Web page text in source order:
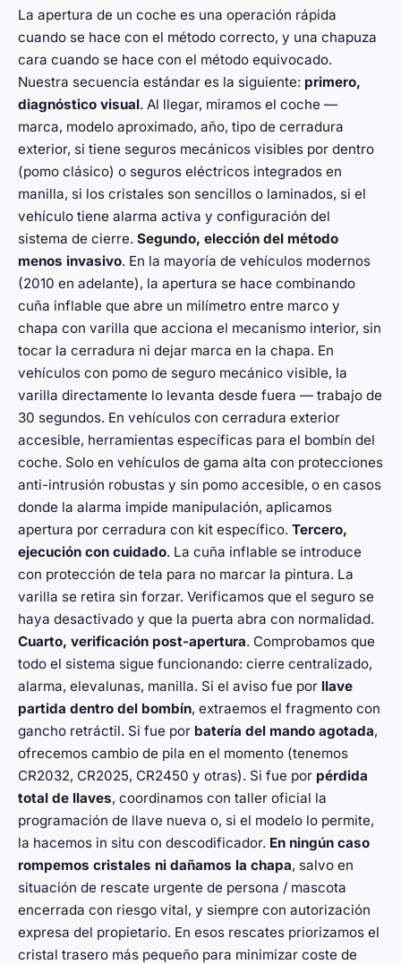
La apertura de un coche es una operación rápida
cuando se hace con el método correcto, y una chapuza
cara cuando se hace con el método equivocado.
Nuestra secuencia estándar es la siguiente: primero,
diagnóstico visual. Al llegar, miramos el coche —
marca, modelo aproximado, año, tipo de cerradura
exterior, si tiene seguros mecánicos visibles por dentro
(pomo clásico) o seguros eléctricos integrados en
manilla, si los cristales son sencillos o laminados, si el
vehículo tiene alarma activa y configuración del
sistema de cierre. Segundo, elección del método
menos invasivo. En la mayoría de vehículos modernos
(2010 en adelante), la apertura se hace combinando
cuña inflable que abre un milímetro entre marco y
chapa con varilla que acciona el mecanismo interior, sin
tocar la cerradura ni dejar marca en la chapa. En
vehículos con pomo de seguro mecánico visible, la
varilla directamente lo levanta desde fuera — trabajo de
30 segundos. En vehículos con cerradura exterior
accesible, herramientas específicas para el bombín del
coche. Solo en vehículos de gama alta con protecciones
anti-intrusión robustas y sin pomo accesible, o en casos
donde la alarma impide manipulación, aplicamos
apertura por cerradura con kit específico. Tercero,
ejecución con cuidado. La cuña inflable se introduce
con protección de tela para no marcar la pintura. La
varilla se retira sin forzar. Verificamos que el seguro se
haya desactivado y que la puerta abra con normalidad.
Cuarto, verificación post-apertura. Comprobamos que
todo el sistema sigue funcionando: cierre centralizado,
alarma, elevalunas, manilla. Si el aviso fue por llave
partida dentro del bombín, extraemos el fragmento con
gancho retráctil. Si fue por batería del mando agotada,
ofrecemos cambio de pila en el momento (tenemos
CR2032, CR2025, CR2450 y otras). Si fue por pérdida
total de llaves, coordinamos con taller oficial la
programación de llave nueva o, si el modelo lo permite,
la hacemos in situ con descodificador. En ningún caso
rompemos cristales ni dañamos la chapa, salvo en
situación de rescate urgente de persona / mascota
encerrada con riesgo vital, y siempre con autorización
expresa del propietario. En esos rescates priorizamos el
cristal trasero más pequeño para minimizar coste de